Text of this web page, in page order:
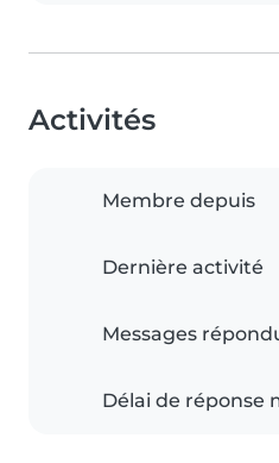
Activités
Membre depuis
Dernière activité
Messages
Délai de réponse